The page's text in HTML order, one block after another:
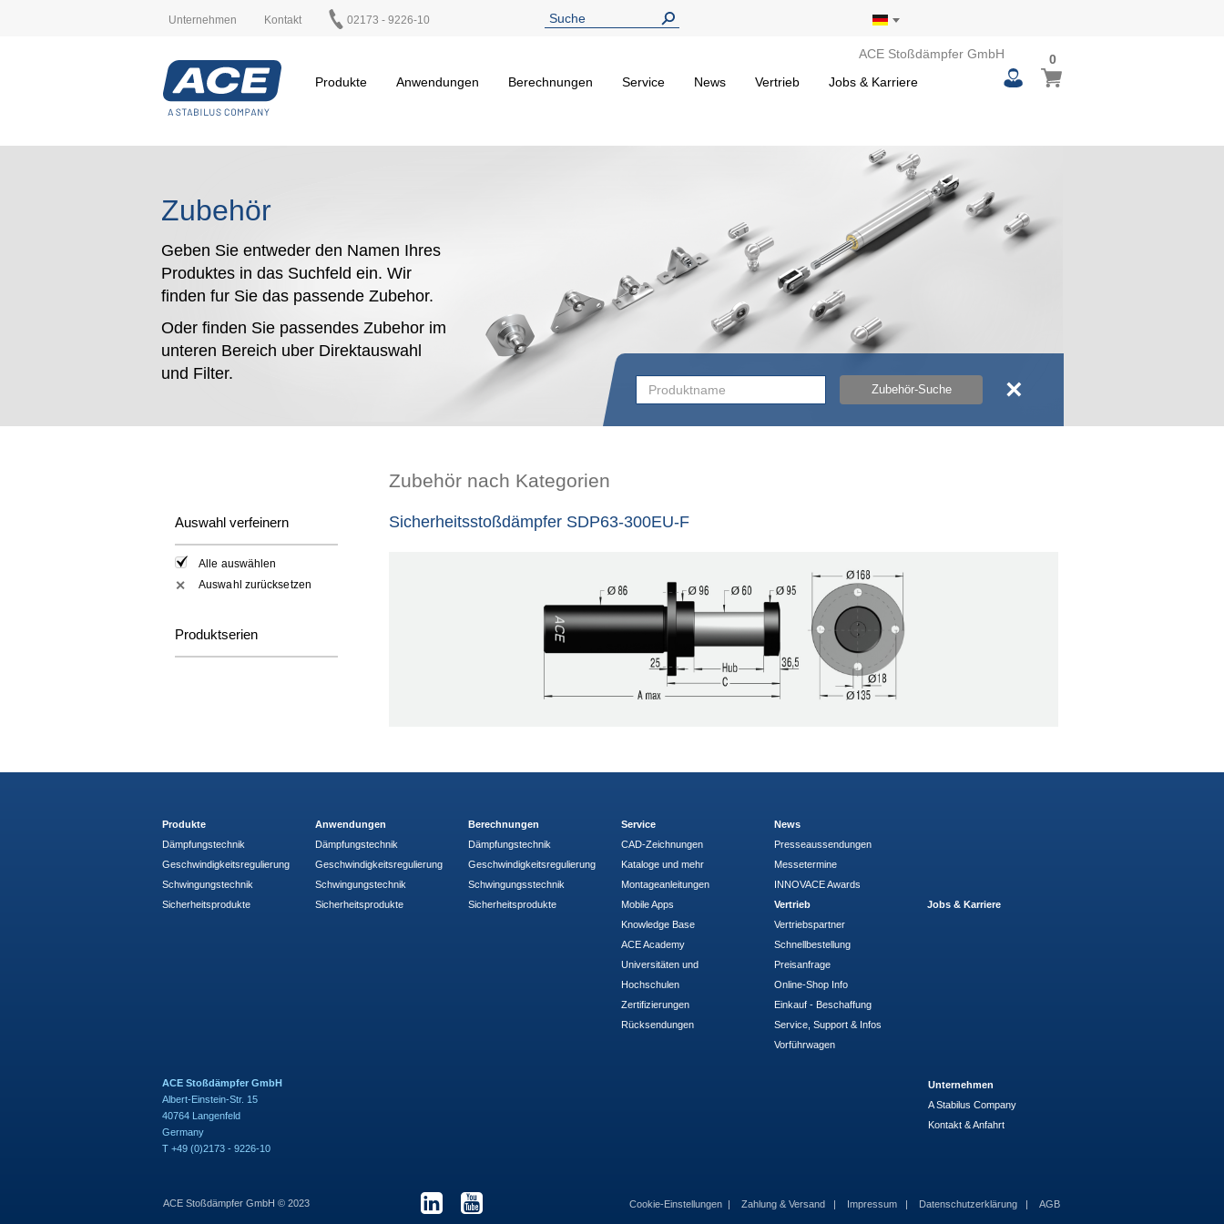
Unternehmen Kontakt 02173 - 9226-10
ACE Stoßdämpfer GmbH
Produkte
Anwendungen Berechnungen Service News Vertrieb Jobs & Karriere
Mein Warenkorb
00
items
Zubehör
Geben Sie entweder den Namen Ihres
Produktes in das Suchfeld ein. Wir
finden fur Sie das passende Zubehor.
Oder finden Sie passendes Zubehor im
unteren Bereich uber Direktauswahl
und Filter.
Zubehör-Suche ×
Auswahl verfeinern
Alle auswählen
✕ Auswahl zurücksetzen
Produktserien
Zubehör nach Kategorien
Sicherheitsstoßdämpfer SDP63-300EU-F
Produkte
Dämpfungstechnik
Geschwindigkeitsregulierung
Schwingungstechnik
Sicherheitsprodukte
Anwendungen
Dämpfungstechnik
Geschwindigkeitsregulierung
Schwingungstechnik
Sicherheitsprodukte
Berechnungen
Dämpfungstechnik
Geschwindigkeitsregulierung
Schwingungsstechnik
Sicherheitsprodukte
Service
CAD-Zeichnungen
Kataloge und mehr
Montageanleitungen
Mobile Apps
Knowledge Base
ACE Academy
Universitäten und
Hochschulen
Zertifizierungen
Rücksendungen
News
Presseaussendungen
Messetermine
INNOVACE Awards
Vertrieb
Vertriebspartner
Schnellbestellung
Preisanfrage
Online-Shop Info
Einkauf - Beschaffung
Service, Support & Infos
Vorführwagen
Jobs & Karriere
ACE Stoßdämpfer GmbH
Albert-Einstein-Str. 15
40764 Langenfeld
Germany
T +49 (0)2173 - 9226-10
Unternehmen
A Stabilus Company
Kontakt & Anfahrt
ACE Stoßdämpfer GmbH © 2023 Cookie-Einstellungen Zahlung & Versand Impressum Datenschutzerklärung AGB